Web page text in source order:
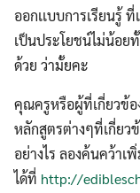
ออกเเบบการเรียนรู้
เป็นประโยชน์ไม่น้อย
ด้วย ว่ามั้ยคะ
คุณครูหรือผู้ที่เกี่ยวข้อ
หลักสูตรต่างๆที่เกี่ยว
อย่างไร ลองค้นคว้าเ
ได้ที่ http://